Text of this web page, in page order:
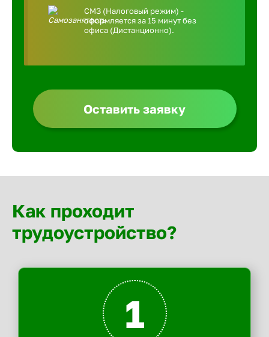
СМЗ (Налоговый режим) -
оформляется за 15 минут без
офиса (Дистанционно).
Оставить заявку
Как проходит
трудоустройство?
1